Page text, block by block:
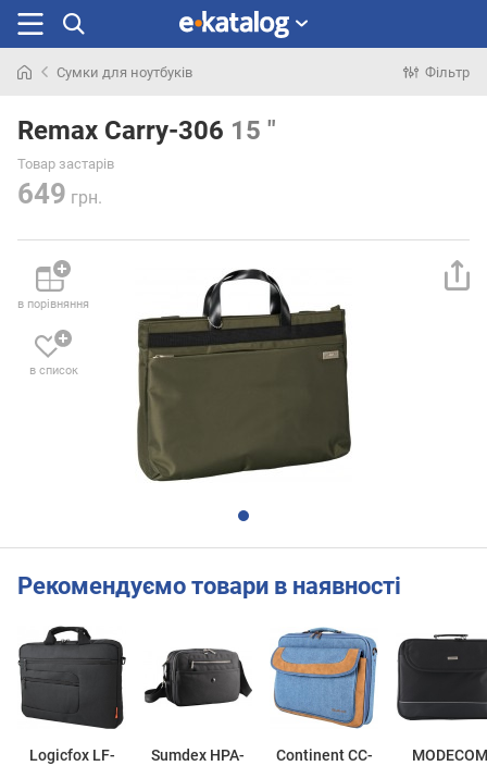
раніше
Сумки для ноутбуків Фільтр
Remax Carry-306 15 "
Товар застарів
649 грн.
в порівняння
в список
Рекомендуємо товари в наявності
Logicfox LF-
Sumdex HPA-
Continent CC-
MODECOM